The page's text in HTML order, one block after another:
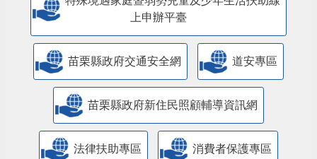
上申辦平臺
苗栗縣政府交通安全網 道安專區
苗栗縣政府新住民照顧輔導資訊網
法律扶助專區 消費者保護專區